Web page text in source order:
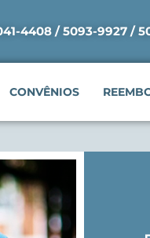
4408 / 5093-9927 /
CONVÊNIOS